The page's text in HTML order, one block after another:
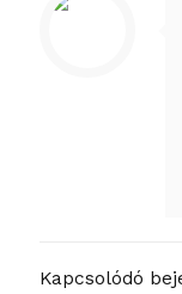
Kapcsolódó